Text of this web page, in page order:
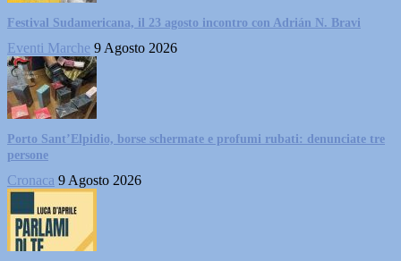
Festival Sudamericana, il 23 agosto incontro con Adrián N. Bravi
Eventi Marche 9 Agosto 2026
Porto Sant’Elpidio, borse schermate e profumi rubati: denunciate tre
persone
Cronaca 9 Agosto 2026